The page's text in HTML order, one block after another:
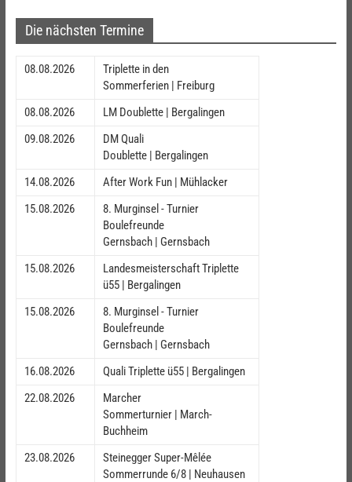
Die nächsten Termine
08.08.2026
Triplette in den
Sommerferien | Freiburg
08.08.2026
LM Doublette | Bergalingen
09.08.2026
DM Quali
Doublette | Bergalingen
14.08.2026
After Work Fun | Mühlacker
15.08.2026
8. Murginsel - Turnier
Boulefreunde
Gernsbach | Gernsbach
15.08.2026
Landesmeisterschaft Triplette
ü55 | Bergalingen
15.08.2026
8. Murginsel - Turnier
Boulefreunde
Gernsbach | Gernsbach
16.08.2026
Quali Triplette ü55 | Bergalingen
22.08.2026
Marcher
Sommerturnier | March-
Buchheim
23.08.2026
Steinegger Super-Mêlée
Sommerrunde 6/8 | Neuhausen